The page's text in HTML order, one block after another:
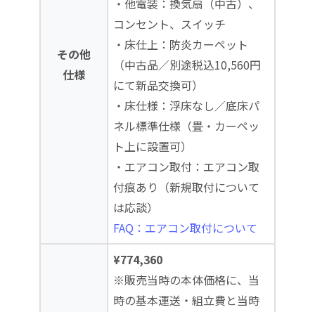
その他
仕様
・他電装：換気扇（中古）、
コンセント、スイッチ
・床仕上：防炎カーペット
（中古品／別途税込10,560円
にて新品交換可）
・床仕様：浮床なし／底床パ
ネル標準仕様（畳・カーペッ
ト上に設置可）
・エアコン取付：エアコン取
付痕あり（新規取付について
は応談）
FAQ：エアコン取付について
¥774,360
※販売当時の本体価格に、当
時の基本運送・組立費と当時